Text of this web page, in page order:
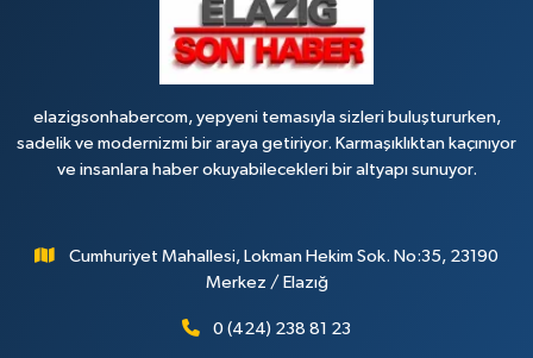
elazigsonhabercom, yepyeni temasıyla sizleri buluştururken,
sadelik ve modernizmi bir araya getiriyor. Karmaşıklıktan kaçınıyor
ve insanlara haber okuyabilecekleri bir altyapı sunuyor.
Cumhuriyet Mahallesi, Lokman Hekim Sok. No:35, 23190
Merkez / Elazığ
0 (424) 238 81 23